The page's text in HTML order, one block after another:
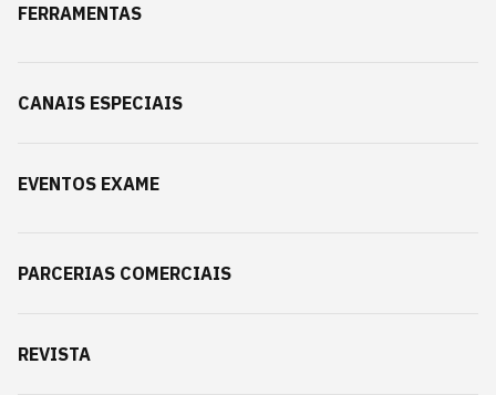
FERRAMENTAS
CANAIS ESPECIAIS
EVENTOS EXAME
PARCERIAS COMERCIAIS
REVISTA